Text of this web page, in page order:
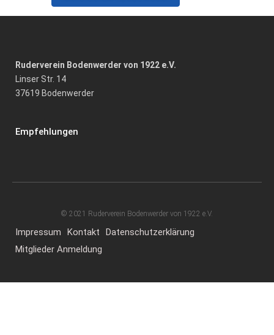
Ruderverein Bodenwerder von 1922 e.V.
Linser Str. 14
37619 Bodenwerder
Empfehlungen
© 2021 Ruderverein Bodenwerder von 1922 e.V.
Impressum Kontakt
Datenschutzerklärung
Mitglieder Anmeldung